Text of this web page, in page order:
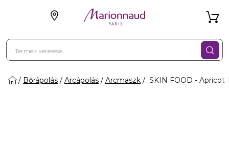
Bőrápolás Arcápolás Arcmaszk SKIN FOOD - Apricot